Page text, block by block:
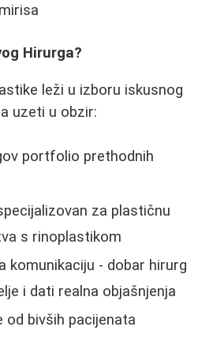
Hirurga?
leži u izboru iskusnog
uzeti u obzir:
portfolio prethodnih
za plastičnu
s rinoplastikom
komunikaciju - dobar hirurg
i dati realna objašnjenja
od bivših pacijenata